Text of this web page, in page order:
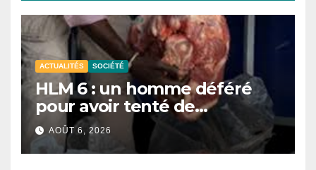
ACTUALITÉS SOCIÉTÉ
HLM 6 : un homme déféré
pour avoir tenté de
récupérer et revendre de la
viande impropre à la
consommation
AOÛT 6, 2026